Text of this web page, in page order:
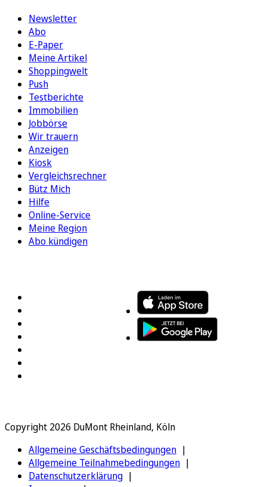
Newsletter
Abo
E-Paper
Meine Artikel
Shoppingwelt
Push
Testberichte
Immobilien
Jobbörse
Wir trauern
Anzeigen
Kiosk
Vergleichsrechner
Bütz Mich
Hilfe
Online-Service
Meine Region
Abo kündigen
Copyright 2026 DuMont Rheinland, Köln
Allgemeine Geschäftsbedingungen
Allgemeine Teilnahmebedingungen
Datenschutzerklärung